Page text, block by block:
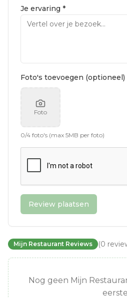
Je ervaring *
Foto's toevoegen (optioneel)
Foto
0/4 foto's (max 5MB per foto)
Review plaatsen
Mijn Restaurant Reviews (0
Nog geen Mijn